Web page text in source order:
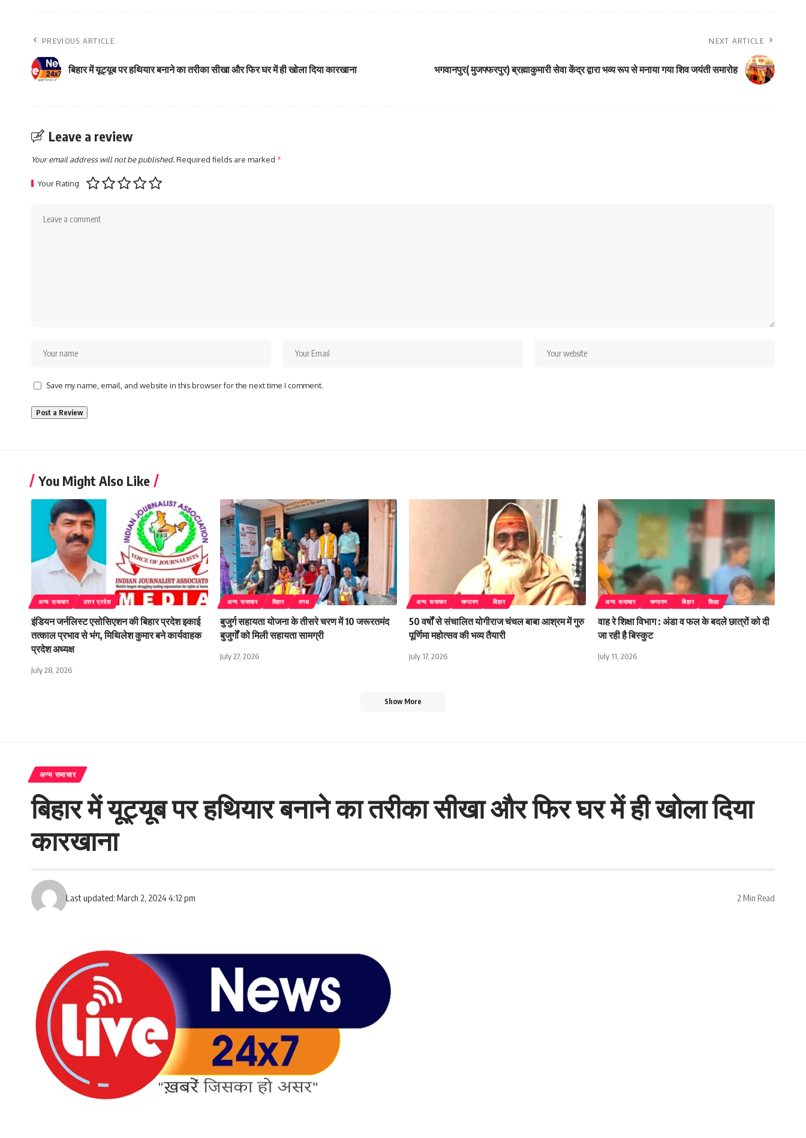
PREVIOUS ARTICLE
बिहार में यूट्यूब पर हथियार बनाने का तरीका सीखा और फिर घर में ही खोला दिया कारखाना
NEXT ARTICLE
भगवानपुर( मुजफ्फरपुर) ब्रह्माकुमारी सेवा केंद्र द्वारा भव्य रूप से मनाया गया शिव जयंती समारोह
Leave a review
Your email address will not be published.Required fields are marked *
Your Rating
Save my name, email, and website in this browser for the next time I comment.
You Might Also Like
अन्य समाचार उत्तर प्रदेश
इंडियन जर्नलिस्ट एसोसिएशन की बिहार प्रदेश इकाई
तत्काल प्रभाव से भंग, मिथिलेश कुमार बने कार्यवाहक
प्रदेश अध्यक्ष
July 28, 2026
अन्य समाचार बिहार मगध
बुजुर्ग सहायता योजना के तीसरे चरण में 10 जरूरतमंद
बुजुर्गों को मिली सहायता सामग्री
July 27, 2026
अन्य समाचार चम्पारण बिहार
50 वर्षों से संचालित योगीराज चंचल बाबा आश्रम में गुरु
पूर्णिमा महोत्सव की भव्य तैयारी
July 17, 2026
अन्य समाचार चम्पारण बिहार शिक्षा
वाह रे शिक्षा विभाग : अंडा व फल के बदले छात्रों को दी
जा रही है बिस्कुट
July 11, 2026
Show More
अन्य समाचार
बिहार में यूट्यूब पर हथियार बनाने का तरीका सीखा और फिर घर में ही खोला दिया
कारखाना
Last updated: March 2, 2024 4:12 pm 2 Min Read